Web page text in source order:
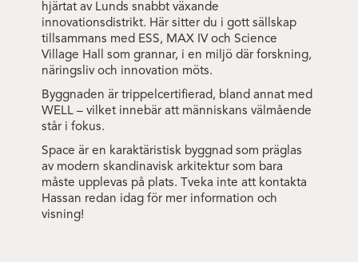
hjärtat av Lunds snabbt växande
innovationsdistrikt. Här sitter du i gott sällskap
tillsammans med ESS, MAX IV och Science
Village Hall som grannar, i en miljö där forskning,
näringsliv och innovation möts.
Byggnaden är trippelcertifierad, bland annat med
WELL – vilket innebär att människans välmående
står i fokus.
Space är en karaktäristisk byggnad som präglas
av modern skandinavisk arkitektur som bara
måste upplevas på plats. Tveka inte att kontakta
Hassan redan idag för mer information och
visning!